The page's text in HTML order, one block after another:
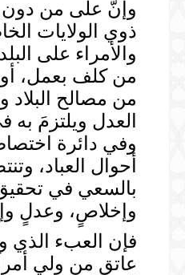
وإنَّ على من دون
ذوي الولايات
والأمراء على
من كلف بعمل،
من مصالح البلاد
العدل ويلتزمَ
وفي دائرة
أحوال العباد،
بالسعي في
وإخلاصٍ، وعدلٍ
فإن العبء الذي
عاتق من ولي